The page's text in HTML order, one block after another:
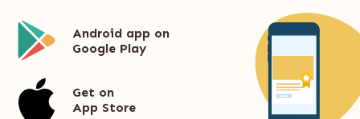
Android app on
Google Play
Get on
App Store